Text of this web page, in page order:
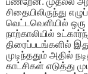
சிதையிலிருந்து
வெட்டவெளியில்
நாற்காலியில்
​திரைப்படங்களில்
முடிந்ததும் அதில்
காட்சிகள் எடுத்து